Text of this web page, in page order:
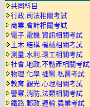
共同科目
行政.司法相關考試
商業.會計相關考試
電子.電機.資訊相關考試
土木.結構.機械相關考試
測量.水利.環工相關考試
社會.地政.不動產相關考試
物理.化學.插醫.私醫考試
教育.觀光.心理相關考試
警察,消防,法類相關考試
鐵路.郵政.運輸.農業考試